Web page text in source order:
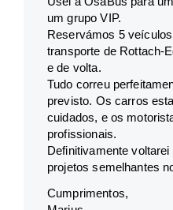
um grupo VIP.
Reservámos 5
transporte de Rottach-
e de volta.
Tudo correu
previsto. Os carros
cuidados, e os
profissionais.
Definitivamente
projetos semelhantes
Cumprimentos,